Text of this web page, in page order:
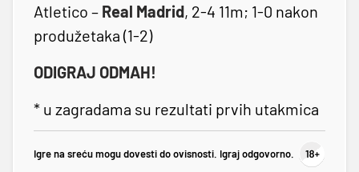
Atletico – Real Madrid, 2-4 11m; 1-0 nakon
produžetaka (1-2)
ODIGRAJ ODMAH!
* u zagradama su rezultati prvih utakmica
Igre na sreću mogu dovesti do ovisnosti. Igraj odgovorno.